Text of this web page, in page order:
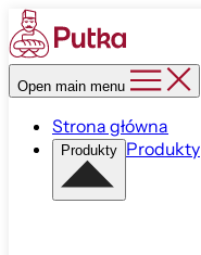
Open main menu
Strona główna
Produkty Produkty